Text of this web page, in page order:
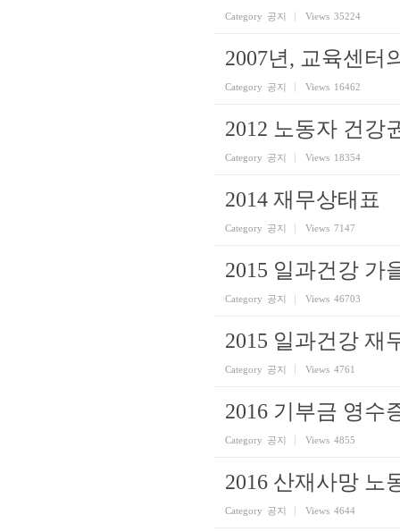
Category 공지 Views 35224
2007년, 교육센터
Category 공지 Views 16462
2012 노동자 건강
Category 공지 Views 18354
2014 재무상태표
Category 공지 Views 7147
2015 일과건강 가
Category 공지 Views 46703
2015 일과건강 재
Category 공지 Views 4761
2016 기부금 영수
Category 공지 Views 4855
2016 산재사망 노
Category 공지 Views 4644